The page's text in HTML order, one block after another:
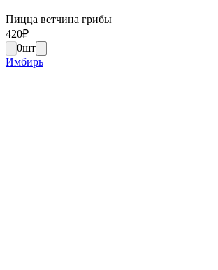
Пицца ветчина грибы
420₽
0шт
Имбирь